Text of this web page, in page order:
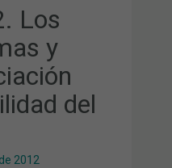
Los
y
del
2012